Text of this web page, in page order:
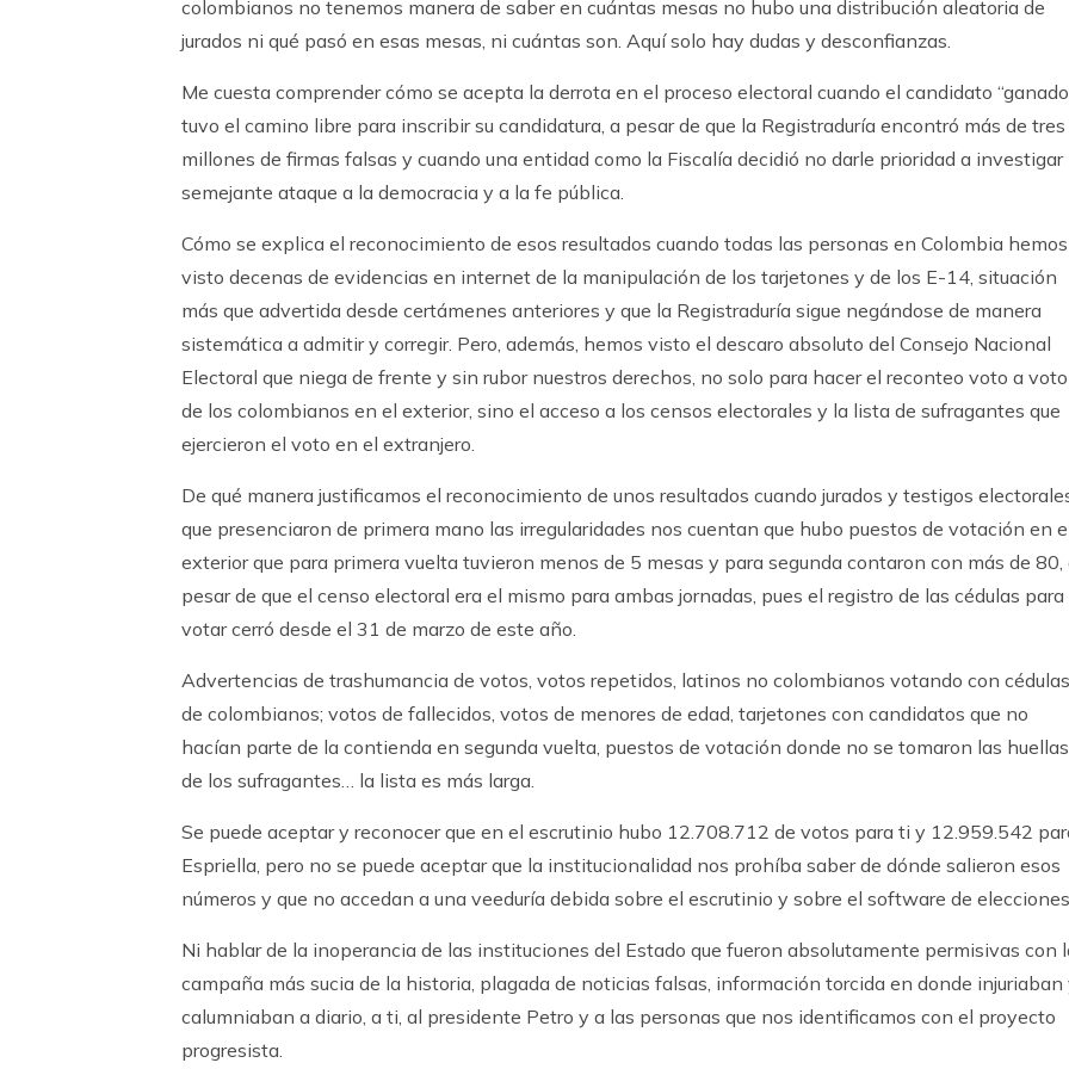
colombianos no tenemos manera de saber en cuántas mesas no hubo una distribución aleatoria de
jurados ni qué pasó en esas mesas, ni cuántas son. Aquí solo hay dudas y desconfianzas.
Me cuesta comprender cómo se acepta la derrota en el proceso electoral cuando el candidato
tuvo el camino libre para inscribir su candidatura, a pesar de que la Registraduría encontró más de tres
millones de firmas falsas y cuando una entidad como la Fiscalía decidió no darle prioridad a investigar
semejante ataque a la democracia y a la fe pública.
Cómo se explica el reconocimiento de esos resultados cuando todas las personas en Colombia hemos
visto decenas de evidencias en internet de la manipulación de los tarjetones y de los E-14, situación
más que advertida desde certámenes anteriores y que la Registraduría sigue negándose de manera
sistemática a admitir y corregir. Pero, además, hemos visto el descaro absoluto del Consejo Nacional
Electoral que niega de frente y sin rubor nuestros derechos, no solo para hacer el reconteo voto a voto
de los colombianos en el exterior, sino el acceso a los censos electorales y la lista de sufragantes que
ejercieron el voto en el extranjero.
De qué manera justificamos el reconocimiento de unos resultados cuando jurados y testigos
que presenciaron de primera mano las irregularidades nos cuentan que hubo puestos de votación en
exterior que para primera vuelta tuvieron menos de 5 mesas y para segunda contaron con más de 80,
pesar de que el censo electoral era el mismo para ambas jornadas, pues el registro de las cédulas para
votar cerró desde el 31 de marzo de este año.
Advertencias de trashumancia de votos, votos repetidos, latinos no colombianos votando con cédulas
de colombianos; votos de fallecidos, votos de menores de edad, tarjetones con candidatos que no
hacían parte de la contienda en segunda vuelta, puestos de votación donde no se tomaron las huellas
de los sufragantes… la lista es más larga.
Se puede aceptar y reconocer que en el escrutinio hubo 12.708.712 de votos para ti y 12.959.542
Espriella, pero no se puede aceptar que la institucionalidad nos prohíba saber de dónde salieron esos
números y que no accedan a una veeduría debida sobre el escrutinio y sobre el software de
Ni hablar de la inoperancia de las instituciones del Estado que fueron absolutamente permisivas con
campaña más sucia de la historia, plagada de noticias falsas, información torcida en donde injuriaban
calumniaban a diario, a ti, al presidente Petro y a las personas que nos identificamos con el proyecto
progresista.